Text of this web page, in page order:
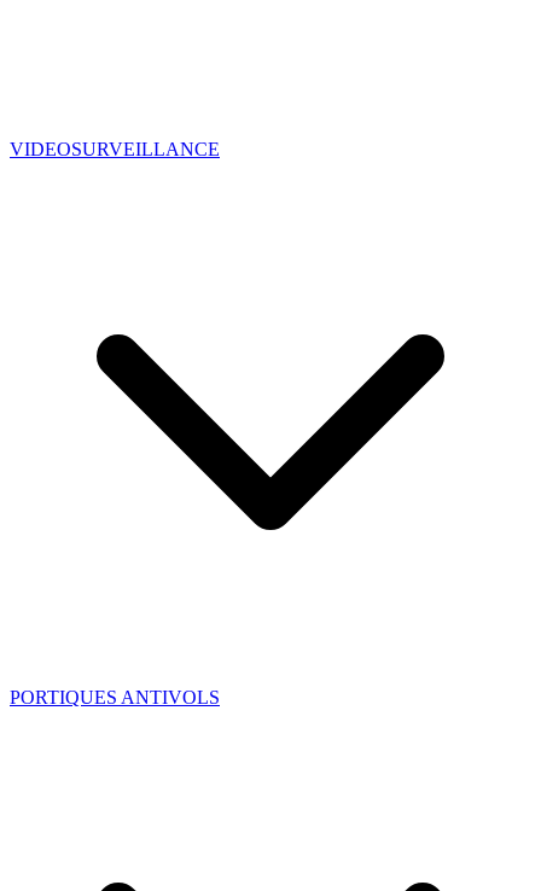
VIDEOSURVEILLANCE
PORTIQUES ANTIVOLS